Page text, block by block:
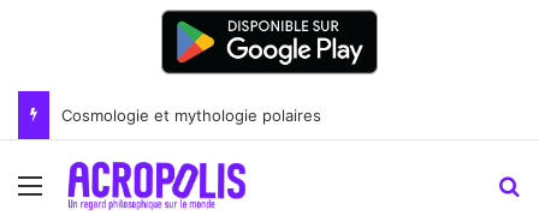
Cosmologie et mythologie polaires
Menu